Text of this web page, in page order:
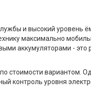
и высокий уровень
максимально
аккумуляторами -
стоимости вариантом.
контроль уровня